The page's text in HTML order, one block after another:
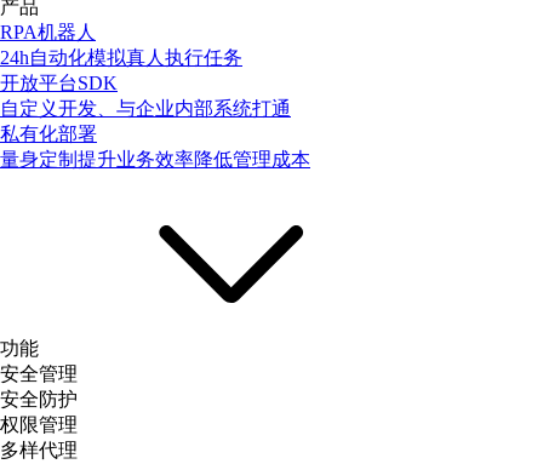
产品
RPA机器人
24h自动化模拟真人执行任务
开放平台SDK
自定义开发、与企业内部系统打通
私有化部署
量身定制提升业务效率降低管理成本
功能
安全管理
安全防护
权限管理
多样代理